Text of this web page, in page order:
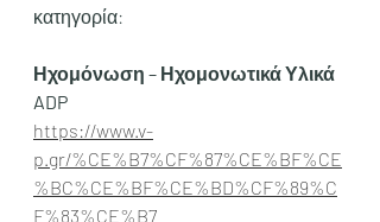
κατηγορία:
Ηχομόνωση – Ηχομονωτικά Υλικά
ADP
https://www.v-
p.gr/%CE%B7%CF%87%CE%BF%CE
%BC%CE%BF%CE%BD%CF%89%C
F%83%CE%B7